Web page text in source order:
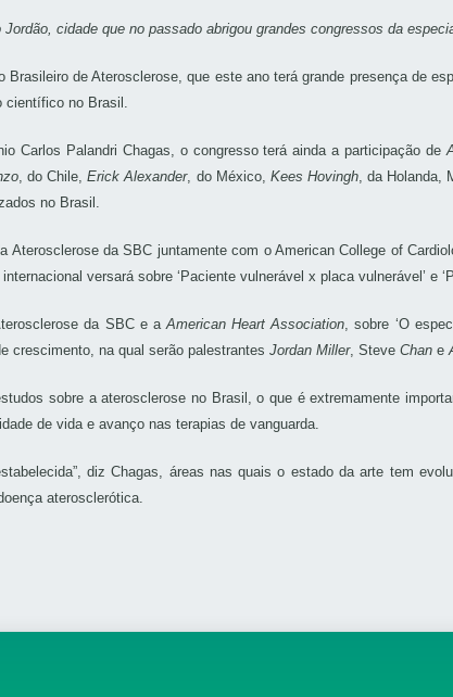
cidade que no passado abrigou grandes congressos da
de Aterosclerose, que este ano terá grande presença de
científico no Brasil.
Carlos Palandri Chagas, o congresso terá ainda a participação de
, do Chile,Erick Alexander, do México, Kees Hovingh, da Holanda,
no Brasil.
da SBC juntamente com o American College of
versará sobre ‘Paciente vulnerável x placa vulnerável’ e
da SBC e aAmerican Heart Association, sobre ‘O
crescimento, na qual serão palestrantes Jordan Miller, Steve Chan e
sobre a aterosclerose no Brasil, o que é extremamente
de vida e avanço nas terapias de vanguarda.
diz Chagas, áreas nas quais o estado da arte tem
aterosclerótica.